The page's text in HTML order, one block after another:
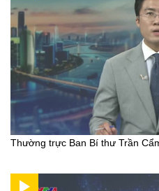
Thường trực Ban Bí thư Trần